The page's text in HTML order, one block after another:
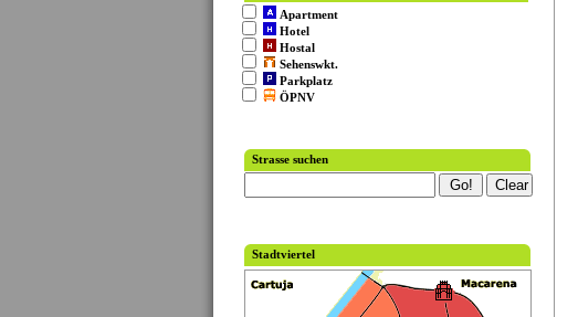
Apartment
Hotel
Hostal
Sehenswkt.
Parkplatz
ÖPNV
Strasse suchen
Stadtviertel